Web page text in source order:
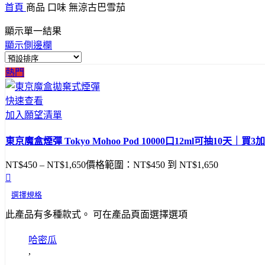
首頁 商品 口味 無涼古巴雪茄
顯示單一結果
顯示側邊欄
熱門
快速查看
加入願望清單
東京魔盒煙彈 Tokyo Mohoo Pod 10000口12ml可抽10天｜買3
NT$450 – NT$1,650價格範圍：NT$450 到 NT$1,650
選擇規格
此產品有多種款式。 可在產品頁面選擇選項
哈密瓜
,